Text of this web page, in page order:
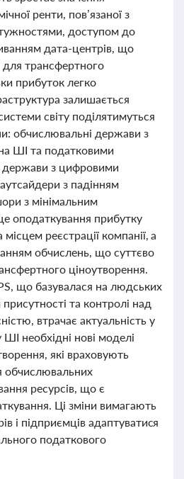
ренти, пов’язаної з
доступом до
дата-центрів, що
трансфертного
прибуток легко
залишається
світу поділятимуться
обчислювальні держави з
ШІ та податковими
держави з цифровими
з падінням
з мінімальним
оподаткування прибутку
реєстрації компанії, а
обчислень, що суттєво
ціноутворення.
що базувалася на людських
та контролі над
втрачає актуальність у
необхідні нові моделі
які враховують
обчислювальних
ресурсів, що є
Ці зміни вимагають
і підприємців адаптуватися
податкового